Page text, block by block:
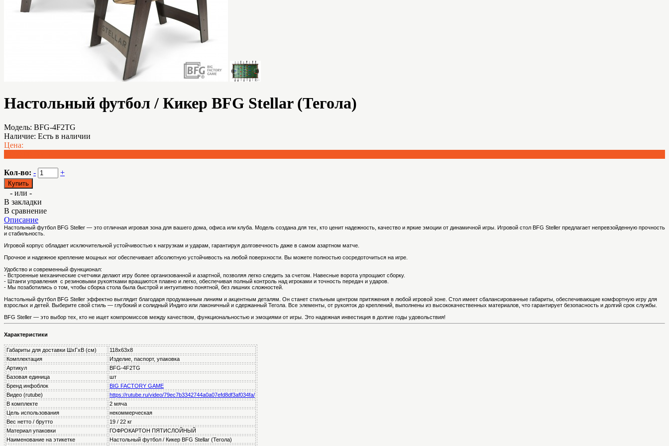
Настольный футбол / Кикер BFG Stellar (Тегола)
Модель: BFG-4F2TG
Наличие: Есть в наличии
Цена:
Кол-во: - +
- или -
В закладки
В сравнение
Описание
Настольный футбол BFG Steller — это отличная игровая зона для вашего дома, офиса или клуба. Модель создана для тех, кто ценит надежность, качество и яркие эмоции от динамичной игры. Игровой стол BFG Steller предлагает непревзойденную прочность
и стабильность.
Игровой корпус обладает исключительной устойчивостью к нагрузкам и ударам, гарантируя долговечность даже в самом азартном матче.
Прочное и надежное крепление мощных ног обеспечивает абсолютную устойчивость на любой поверхности. Вы можете полностью сосредоточиться на игре.
Удобство и современный функционал:
- Встроенные механические счетчики делают игру более организованной и азартной, позволяя легко следить за счетом. Навесные ворота упрощают сборку.
- Штанги управления с резиновыми рукоятками вращаются плавно и легко, обеспечивая полный контроль над игроками и точность передач и ударов.
- Мы позаботились о том, чтобы сборка стола была быстрой и интуитивно понятной, без лишних сложностей.
Настольный футбол BFG Steller эффектно выглядит благодаря продуманным линиям и акцентным деталям. Он станет стильным центром притяжения в любой игровой зоне. Стол имеет сбалансированные габариты, обеспечивающие комфортную игру для
взрослых и детей. Выберите свой стиль — глубокий и солидный Индиго или лаконичный и сдержанный Тегола. Все элементы, от рукояток до креплений, выполнены из высококачественных материалов, что гарантирует безопасность и долгий срок службы.
BFG Steller — это выбор тех, кто не ищет компромиссов между качеством, функциональностью и эмоциями от игры. Это надежная инвестиция в долгие годы удовольствия!
Характеристики
Габариты для доставки ШхГхВ (см)
118х63х8
Комплектация
Изделие, паспорт, упаковка
Артикул
BFG-4F2TG
Базовая единица
шт
Бренд инфоблок
BIG FACTORY GAME
Видео (rutube)
https://rutube.ru/video/79ec7b3342744a0a07efd8df3af034fa/
В комплекте
2 мяча
Цель использования
некоммерческая
Вес нетто / брутто
19 / 22 кг
Материал упаковки
ГОФРОКАРТОН ПЯТИСЛОЙНЫЙ
Наименование на этикетке
Настольный футбол / Кикер BFG Stellar (Тегола)